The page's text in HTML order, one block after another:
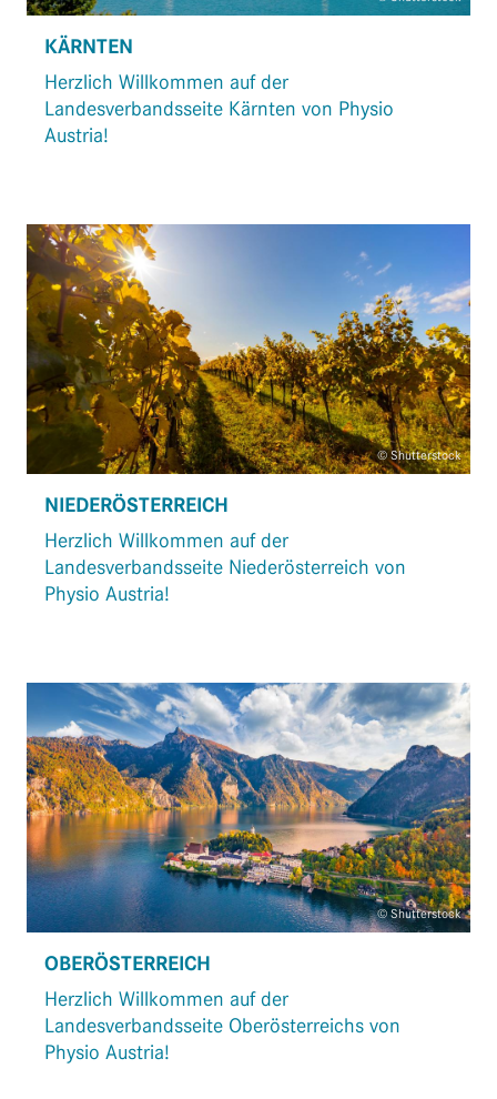
KÄRNTEN
Herzlich Willkommen auf der
Landesverbandsseite Kärnten von Physio
Austria!
© Shutterstock
NIEDERÖSTERREICH
Herzlich Willkommen auf der
Landesverbandsseite Niederösterreich von
Physio Austria!
© Shutterstock
OBERÖSTERREICH
Herzlich Willkommen auf der
Landesverbandsseite Oberösterreichs von
Physio Austria!